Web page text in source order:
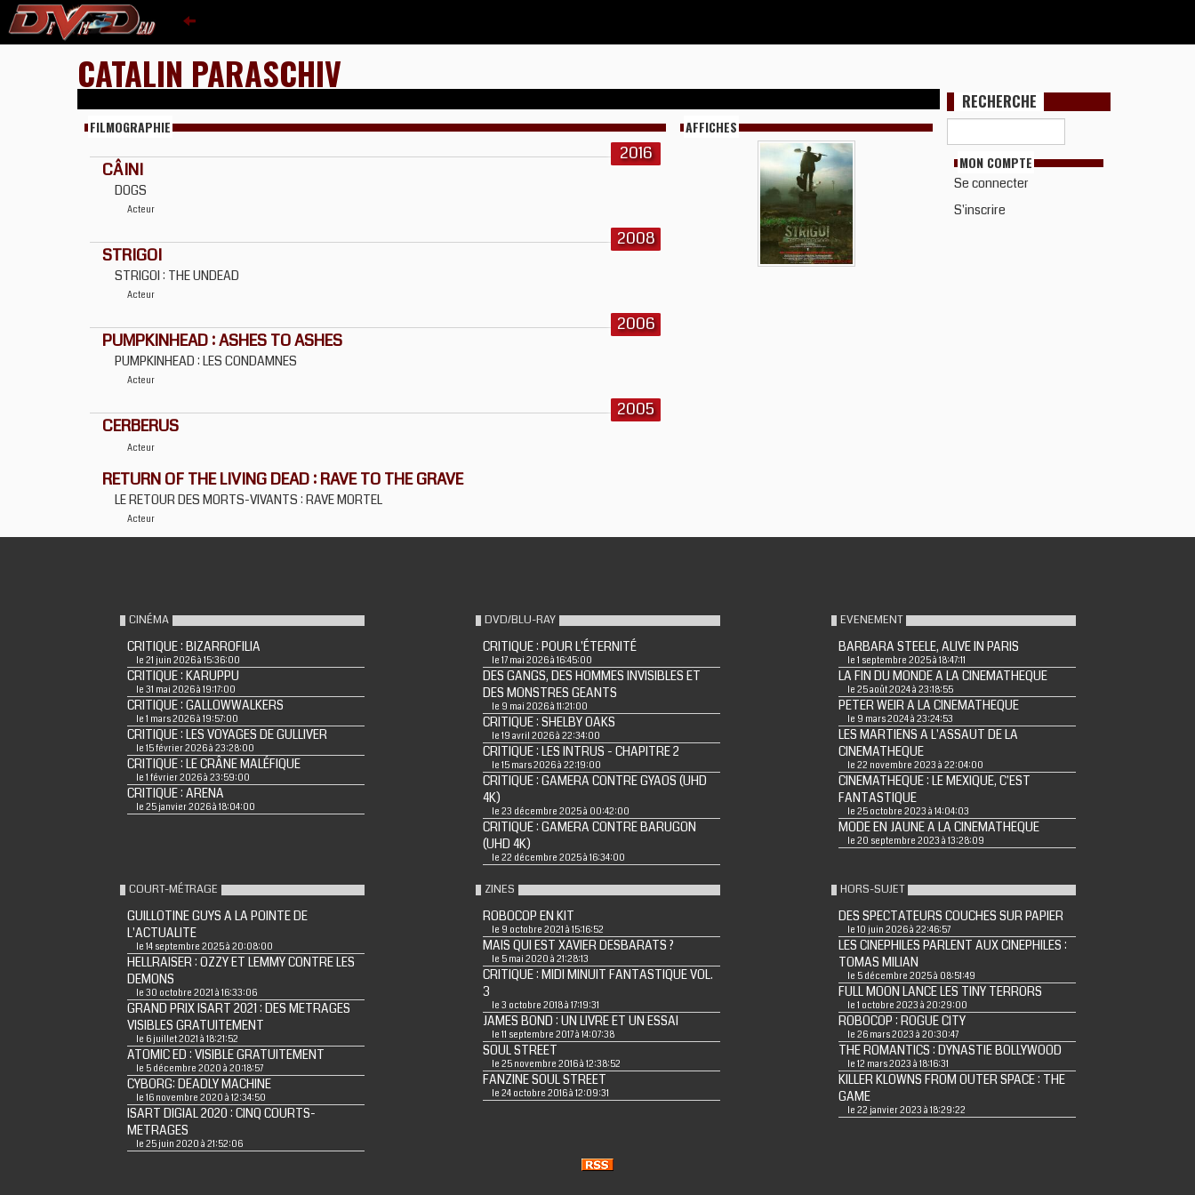
CATALIN PARASCHIV
FILMOGRAPHIE
2016
CÂINI
DOGS
Acteur
2008
STRIGOI
STRIGOI : THE UNDEAD
Acteur
2006
PUMPKINHEAD : ASHES TO ASHES
PUMPKINHEAD : LES CONDAMNES
Acteur
2005
CERBERUS
Acteur
RETURN OF THE LIVING DEAD : RAVE TO THE GRAVE
LE RETOUR DES MORTS-VIVANTS : RAVE MORTEL
Acteur
AFFICHES
RECHERCHE
MON COMPTE
Se connecter
S'inscrire
CINÉMA
CRITIQUE : BIZARROFILIA
le 21 juin 2026 à 15:36:00
CRITIQUE : KARUPPU
le 31 mai 2026 à 19:17:00
CRITIQUE : GALLOWWALKERS
le 1 mars 2026 à 19:57:00
CRITIQUE : LES VOYAGES DE GULLIVER
le 15 février 2026 à 23:28:00
CRITIQUE : LE CRÂNE MALÉFIQUE
le 1 février 2026 à 23:59:00
CRITIQUE : ARENA
le 25 janvier 2026 à 18:04:00
DVD/BLU-RAY
CRITIQUE : POUR L'ÉTERNITÉ
le 17 mai 2026 à 16:45:00
DES GANGS, DES HOMMES INVISIBLES ET
DES MONSTRES GEANTS
le 9 mai 2026 à 11:21:00
CRITIQUE : SHELBY OAKS
le 19 avril 2026 à 22:34:00
CRITIQUE : LES INTRUS - CHAPITRE 2
le 15 mars 2026 à 22:19:00
CRITIQUE : GAMERA CONTRE GYAOS (UHD
4K)
le 23 décembre 2025 à 00:42:00
CRITIQUE : GAMERA CONTRE BARUGON
(UHD 4K)
le 22 décembre 2025 à 16:34:00
EVENEMENT
BARBARA STEELE, ALIVE IN PARIS
le 1 septembre 2025 à 18:47:11
LA FIN DU MONDE A LA CINEMATHEQUE
le 25 août 2024 à 23:18:55
PETER WEIR A LA CINEMATHEQUE
le 9 mars 2024 à 23:24:53
LES MARTIENS A L'ASSAUT DE LA
CINEMATHEQUE
le 22 novembre 2023 à 22:04:00
CINEMATHEQUE : LE MEXIQUE, C'EST
FANTASTIQUE
le 25 octobre 2023 à 14:04:03
MODE EN JAUNE A LA CINEMATHEQUE
le 20 septembre 2023 à 13:28:09
COURT-MÉTRAGE
GUILLOTINE GUYS A LA POINTE DE
L'ACTUALITE
le 14 septembre 2025 à 20:08:00
HELLRAISER : OZZY ET LEMMY CONTRE LES
DEMONS
le 30 octobre 2021 à 16:33:06
GRAND PRIX ISART 2021 : DES METRAGES
VISIBLES GRATUITEMENT
le 6 juillet 2021 à 18:21:52
ATOMIC ED : VISIBLE GRATUITEMENT
le 5 décembre 2020 à 20:18:57
CYBORG: DEADLY MACHINE
le 16 novembre 2020 à 12:34:50
ISART DIGIAL 2020 : CINQ COURTS-
METRAGES
le 25 juin 2020 à 21:52:06
ZINES
ROBOCOP EN KIT
le 9 octobre 2021 à 15:16:52
MAIS QUI EST XAVIER DESBARATS ?
le 5 mai 2020 à 21:28:13
CRITIQUE : MIDI MINUIT FANTASTIQUE VOL.
3
le 3 octobre 2018 à 17:19:31
JAMES BOND : UN LIVRE ET UN ESSAI
le 11 septembre 2017 à 14:07:38
SOUL STREET
le 25 novembre 2016 à 12:38:52
FANZINE SOUL STREET
le 24 octobre 2016 à 12:09:31
HORS-SUJET
DES SPECTATEURS COUCHES SUR PAPIER
le 10 juin 2026 à 22:46:57
LES CINEPHILES PARLENT AUX CINEPHILES :
TOMAS MILIAN
le 5 décembre 2025 à 08:51:49
FULL MOON LANCE LES TINY TERRORS
le 1 octobre 2023 à 20:29:00
ROBOCOP : ROGUE CITY
le 26 mars 2023 à 20:30:47
THE ROMANTICS : DYNASTIE BOLLYWOOD
le 12 mars 2023 à 18:16:31
KILLER KLOWNS FROM OUTER SPACE : THE
GAME
le 22 janvier 2023 à 18:29:22